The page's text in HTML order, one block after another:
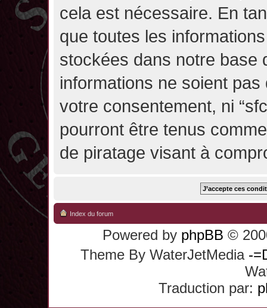
cela est nécessaire. En
que toutes les
stockées dans notre base
informations ne soient
votre consentement, ni
pourront être tenus
de piratage visant à
Index du forum
Powered by phpBB ©
Theme By WaterJetMedia -
Traduction par: